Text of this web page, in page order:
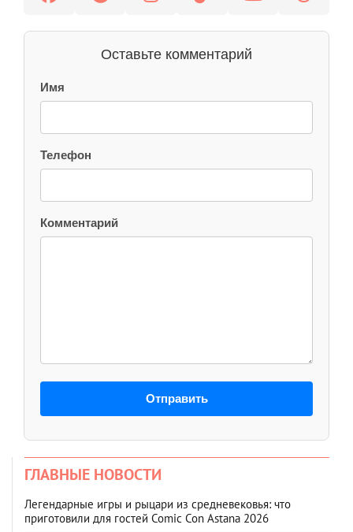
Оставьте комментарий
Имя
Телефон
Комментарий
Отправить
ГЛАВНЫЕ НОВОСТИ
Легендарные игры и рыцари из средневековья: что
приготовили для гостей Comic Con Astana 2026